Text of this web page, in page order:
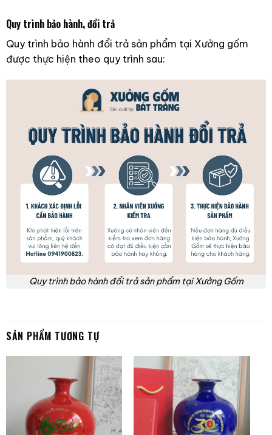
Quy trình bảo hành, đổi trả
Quy trình bảo hành đổi trả sản phẩm tại Xưởng gốm
được thực hiện theo quy trình sau:
Quy trình bảo hành đổi trả sản phẩm tại Xưởng Gốm
SẢN PHẨM TƯƠNG TỰ